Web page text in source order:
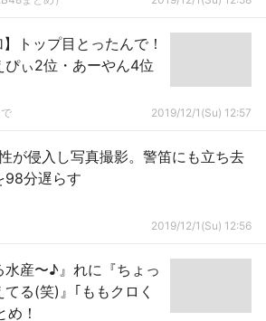
トップ目とったんで！
ぃ2位・あーやん4位
2019/12/1(Su) 12:57
が侵入し写真撮影。警笛にも立ち去
98分遅らす
2019/12/1(Su) 12:56
産〜♪』れに『ちょっ
る(笑)』｢ももクロく
！